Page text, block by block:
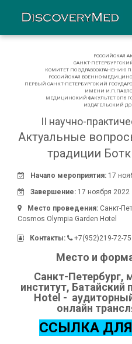
РОССИЙСКАЯ
САНКТ-
КОМИТЕТ ПО ЗДРАВООХРАНЕНИЮ
РОССИЙСКАЯ ВОЕННО-
ПЕРВЫЙ САНКТ-ПЕТЕРБУРГСКИЙ
ИМЕНИ
МЕДИЦИНСКИЙ ФАКУЛЬТЕТ СПб
ИЗДАТЕЛЬСКИЙ
II научно-
Актуальные
традиции
Начало мероприятия: 17
Завершение: 17 ноября 2022
Место проведения: Санкт-
Cosmos Olympia Garden Hotel
Контакты: +7(952)219-72-75
Место и
Санкт-Петербург,
институт, Батайский
Hotel -
онлайн
ССЫЛКА